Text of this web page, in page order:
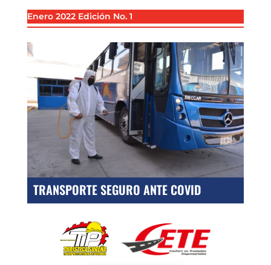
Enero 2022 Edición No. 1
TRANSPORTE SEGURO ANTE COVID